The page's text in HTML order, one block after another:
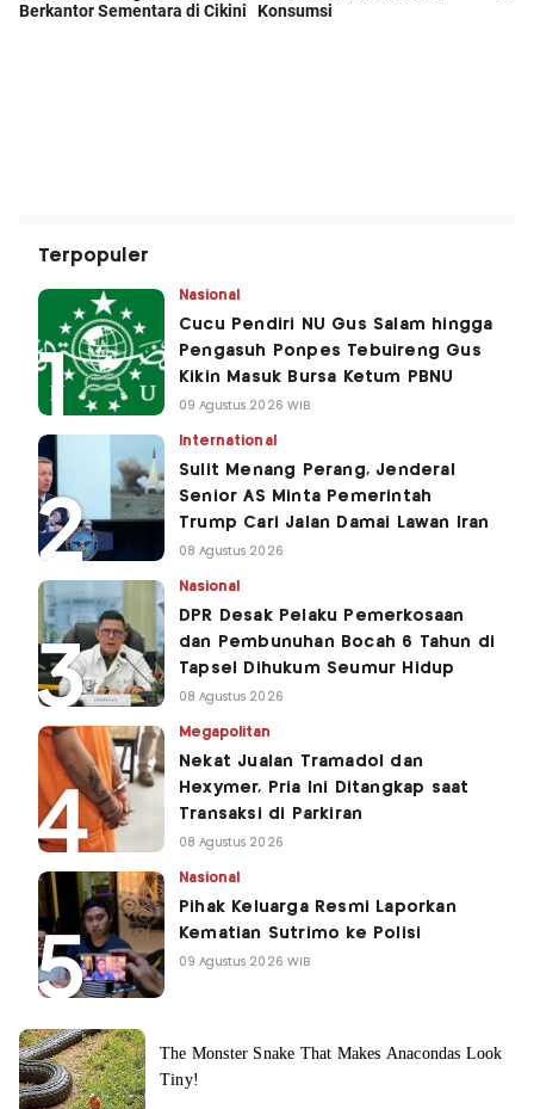
Terpopuler
Nasional
Cucu Pendiri NU Gus Salam hingga
Pengasuh Ponpes Tebuireng Gus
Kikin Masuk Bursa Ketum PBNU
09 Agustus 2026 WIB
International
Sulit Menang Perang, Jenderal
Senior AS Minta Pemerintah
Trump Cari Jalan Damai Lawan Iran
08 Agustus 2026
Nasional
DPR Desak Pelaku Pemerkosaan
dan Pembunuhan Bocah 6 Tahun di
Tapsel Dihukum Seumur Hidup
08 Agustus 2026
Megapolitan
Nekat Jualan Tramadol dan
Hexymer, Pria Ini Ditangkap saat
Transaksi di Parkiran
08 Agustus 2026
Nasional
Pihak Keluarga Resmi Laporkan
Kematian Sutrimo ke Polisi
09 Agustus 2026 WIB